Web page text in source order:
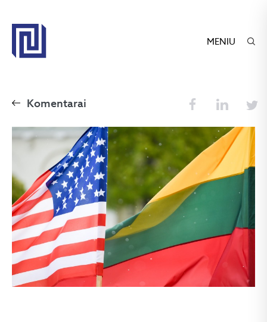
MENIU
Komentarai